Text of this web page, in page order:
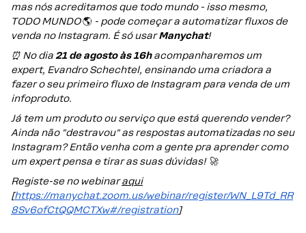
mas nós acreditamos que todo mundo - isso mesmo,
TODO MUNDO🌎 - pode começar a automatizar fluxos de
venda no Instagram. É só usarManychat!
⏰ No dia 21 de agosto às 16hacompanharemos um
expert, Evandro Schechtel, ensinando uma criadora a
fazer o seu primeiro fluxo de Instagram para venda de um
infoproduto.
Já tem um produto ou serviço que está querendo vender?
Ainda não "destravou" as respostas automatizadas no seu
Instagram? Então venha com a gente pra aprender como
um expert pensa e tirar as suas dúvidas! 🚀
Registe-se no webinaraqui
[https://manychat.zoom.us/webinar/register/WN_L9Td_RR
8Sv6ofCtQQMCTXw#/registration]